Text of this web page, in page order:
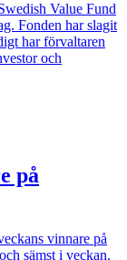
Value Fund
Fonden har slagit
har förvaltaren
och
på
vinnare på
sämst i veckan.